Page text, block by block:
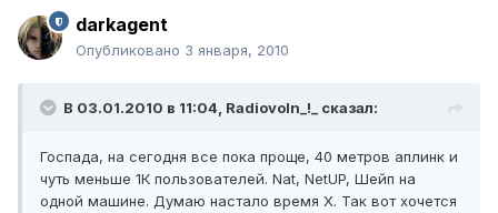
darkagent
Опубликовано 3 января, 2010
В 03.01.2010 в 11:04, Radiovoln_!_ сказал:
Госпада, на сегодня все пока проще, 40 метров аплинк и
чуть меньше 1К пользователей. Nat, NetUP, Шейп на
одной машине. Думаю настало время Х. Так вот хочется